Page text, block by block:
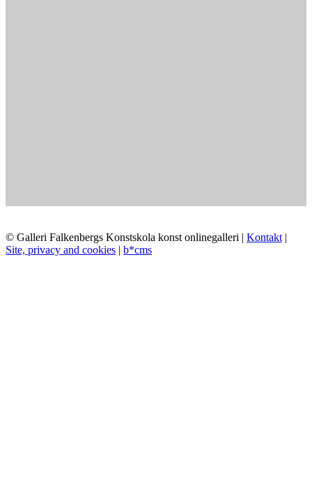
© Galleri Falkenbergs Konstskola konst onlinegalleri | Kontakt |
Site, privacy and cookies | b*cms